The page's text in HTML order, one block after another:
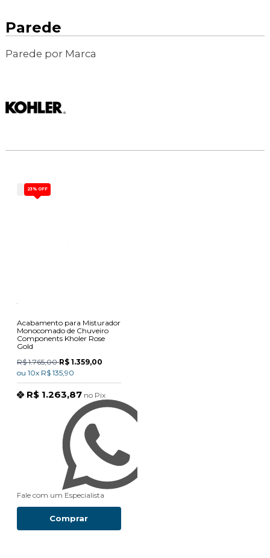
Parede
Parede por Marca
23% OFF
Acabamento para Misturador
Monocomado de Chuveiro
Components Kholer Rose
Gold
R$ 1.765,00R$ 1.359,00
ou 10x R$ 135,90
R$ 1.263,87 no Pix
Comprar
Fale com um Especialista